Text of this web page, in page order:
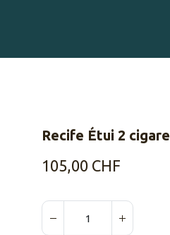
Recife Étui 2
105,00 CHF